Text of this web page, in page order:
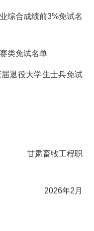
综合成绩前3%免试名
类免试名单
退役大学生士兵免试
程职
2月